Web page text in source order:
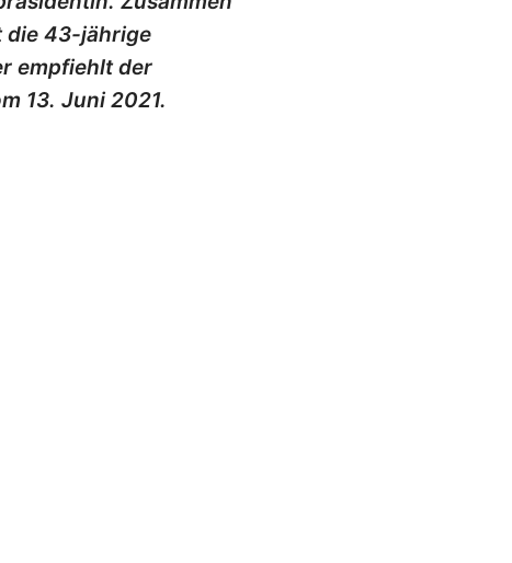
die 43-jährige
empfiehlt der
13. Juni 2021.